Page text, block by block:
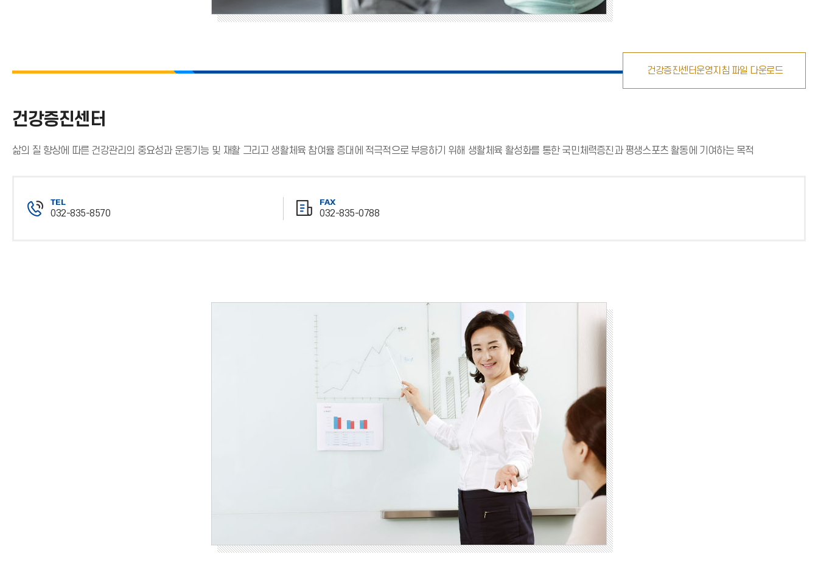
건강증진센터운영지침 파일 다운로드
건강증진센터
삶의 질 향상에 따른 건강관리의 중요성과 운동기능 및 재활 그리고 생활체육 참여율 증대에 적극적으로 부응하기 위해 생활체육 활성화를 통한 국민체력증진과 평생스포츠 활동에 기여하는 목적
TEL
032-835-8570
FAX
032-835-0788